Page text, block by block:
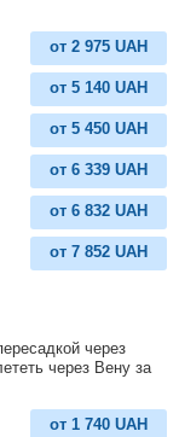
от 2 975 UAH
от 5 140 UAH
от 5 450 UAH
от 6 339 UAH
от 6 832 UAH
от 7 852 UAH
через
через Вену за
от 1 740 UAH